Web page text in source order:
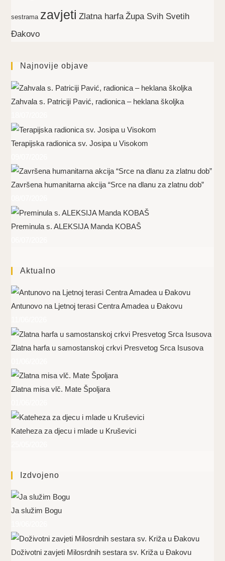
sestrama zavjeti Zlatna harfa Župa Svih Svetih
Đakovo
Najnovije objave
Zahvala s. Patriciji Pavić, radionica – heklana školjka
Terapijska radionica sv. Josipa u Visokom
Završena humanitarna akcija “Srce na dlanu za zlatnu dob”
Preminula s. ALEKSIJA Manda KOBAŠ
Aktualno
Antunovo na Ljetnoj terasi Centra Amadea u Đakovu
Zlatna harfa u samostanskoj crkvi Presvetog Srca Isusova
Zlatna misa vlč. Mate Špoljara
Kateheza za djecu i mlade u Kruševici
Izdvojeno
Ja služim Bogu
Doživotni zavjeti Milosrdnih sestara sv. Križa u Đakovu